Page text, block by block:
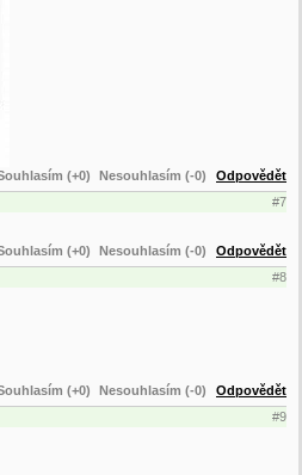
(+0) Nesouhlasím (-0) Odpovědět
#7
(+0) Nesouhlasím (-0) Odpovědět
#8
(+0) Nesouhlasím (-0) Odpovědět
#9